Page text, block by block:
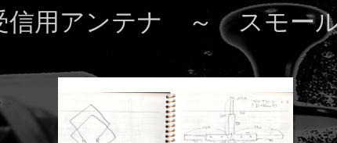
信用アンテナ ～ スモー